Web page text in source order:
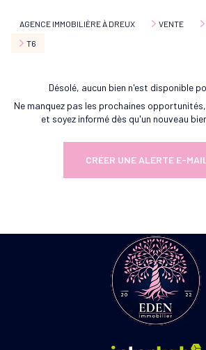
AGENCE IMMOBILIÈRE À DREUX VENTE
T6
Désolé, aucun bien n'est disponible
Ne manquez pas les prochaines
et soyez informé dès qu'un nouveau
CRÉER UNE ALERTE E-